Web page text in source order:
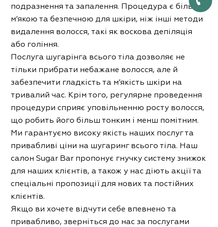
подразнення та запалення. Процедура є більш
м’якою та безпечною для шкіри, ніж інші методи
видалення волосся, такі як воскова депіляція
або гоління.
Послуга шугарінга всього тіла дозволяє не
тільки прибрати небажане волосся, але й
забезпечити гладкість та м’якість шкіри на
тривалий час. Крім того, регулярне проведення
процедури сприяє уповільненню росту волосся,
що робить його більш тонким і менш помітним.
Ми гарантуємо високу якість наших послуг та
привабливі ціни на шугаринг всього тіла. Наш
салон Sugar Bar пропонує гнучку систему знижок
для наших клієнтів, а також у нас діють акції та
спеціальні пропозиції для нових та постійних
клієнтів.
Якщо ви хочете відчути себе впевнено та
привабливо, зверніться до нас за послугами